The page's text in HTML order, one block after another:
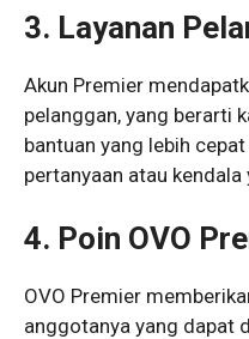
3. Layanan
Akun Premier
pelanggan, yang berarti
bantuan yang lebih
pertanyaan atau kendala
4. Poin OVO
OVO Premier
anggotanya yang dapat